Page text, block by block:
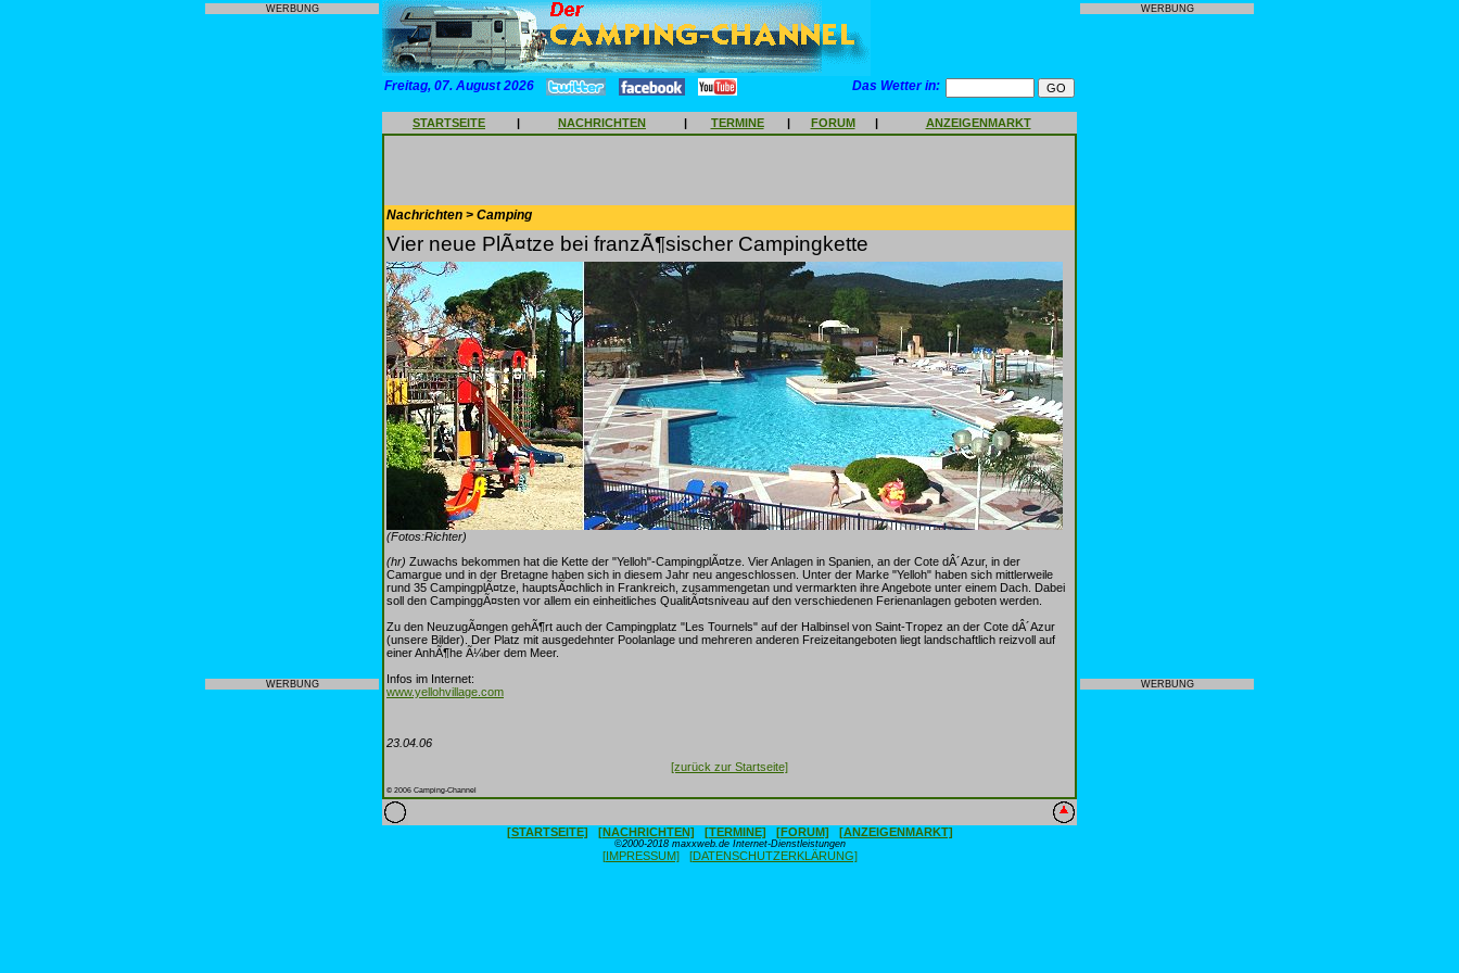
WERBUNG
WERBUNG
Freitag, 07. August 2026 Das Wetter in:
STARTSEITE | NACHRICHTEN | TERMINE | FORUM | ANZEIGENMARKT
Nachrichten > Camping
Vier neue PlÃ¤tze bei franzÃ¶sischer Campingkette
(Fotos:Richter)
(hr) Zuwachs bekommen hat die Kette der "Yelloh"-CampingplÃ¤tze. Vier Anlagen in Spanien, an der Cote dÂ´Azur, in der
Camargue und in der Bretagne haben sich in diesem Jahr neu angeschlossen. Unter der Marke "Yelloh" haben sich mittlerweile
rund 35 CampingplÃ¤tze, hauptsÃ¤chlich in Frankreich, zusammengetan und vermarkten ihre Angebote unter einem Dach. Dabei
soll den CampinggÃ¤sten vor allem ein einheitliches QualitÃ¤tsniveau auf den verschiedenen Ferienanlagen geboten werden.
Zu den NeuzugÃ¤ngen gehÃ¶rt auch der Campingplatz "Les Tournels" auf der Halbinsel von Saint-Tropez an der Cote dÂ´Azur
(unsere Bilder). Der Platz mit ausgedehnter Poolanlage und mehreren anderen Freizeitangeboten liegt landschaftlich reizvoll auf
einer AnhÃ¶he Ã¼ber dem Meer.
Infos im Internet:
www.yellohvillage.com
23.04.06
[zurück zur Startseite]
© 2006 Camping-Channel
[STARTSEITE] [NACHRICHTEN] [TERMINE] [FORUM] [ANZEIGENMARKT]
©2000-2018 maxxweb.de Internet-Dienstleistungen
[IMPRESSUM] [DATENSCHUTZERKLÄRUNG]
WERBUNG
WERBUNG